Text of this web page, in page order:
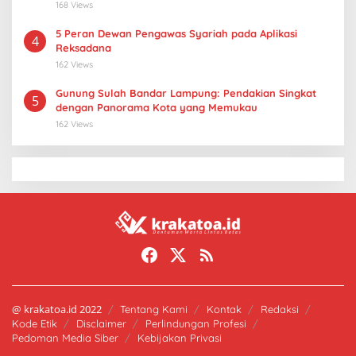
168 Views
4
5 Peran Dewan Pengawas Syariah pada Aplikasi
Reksadana
162 Views
5
Gunung Sulah Bandar Lampung: Pendakian Singkat
dengan Panorama Kota yang Memukau
162 Views
@ krakatoa.id 2022 Tentang Kami Kontak
Redaksi
Kode Etik
Disclaimer
Perlindungan Profesi
Pedoman Media Siber
Kebijakan Privasi